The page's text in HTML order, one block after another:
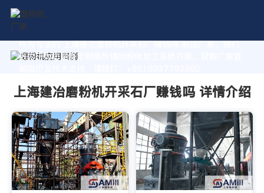
作为专业的 上海建冶磨粉机开采石厂赚钱吗 制造厂家，我们
致力于为您量身定制高价值的粉体加工系统方案。获取厂家直
上海建冶磨粉机开采石厂赚钱吗 详情介绍